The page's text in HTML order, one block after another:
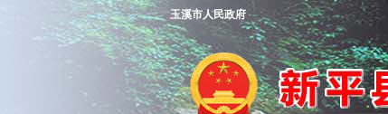
玉溪市人民政府